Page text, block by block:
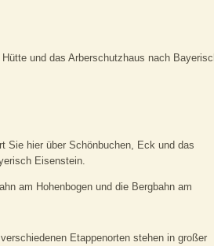
und das Arberschutzhaus nach
Sie hier über Schönbuchen, Eck und das
Eisenstein.
am Hohenbogen und die Bergbahn am
Etappenorten stehen in großer